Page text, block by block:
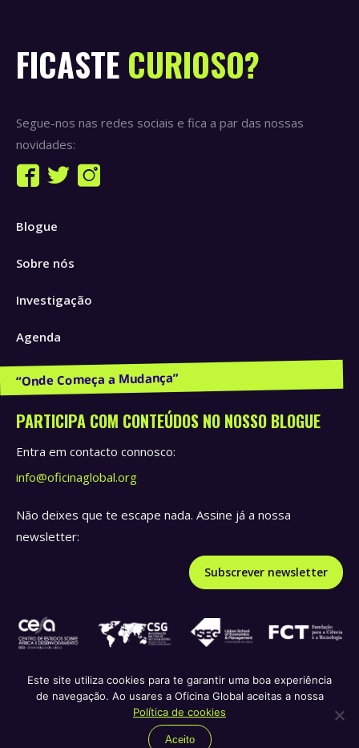
FICASTE CURIOSO?
Segue-nos nas redes sociais e fica a par das nossas
novidades:
Find us on:
Facebook
opens
new
Twitter
new
Instagram
Blogue
Sobre nós
Investigação
Agenda
Publicações e Recursos
PARTICIPA COM CONTEÚDOS NO NOSSO BLOGUE
Entra em contacto connosco:
info@oficinaglobal.org
Não deixes que te escape nada. Assine já a nossa
newsletter:
Subscrever newsletter
Política de privacidade e termos de serviço
Política de cookies
Este site utiliza cookies para te garantir uma boa experiência
de navegação. Ao usares a Oficina Global aceitas a nossa
Política de cookies
Aceito